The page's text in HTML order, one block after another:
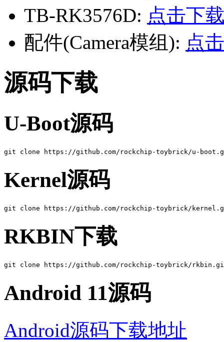
TB-RK3576D: 点击下
配件(Camera模组): 点
源码下载
U-Boot源码
Kernel源码
RKBIN下载
Android 11源码
Android源码下载地址